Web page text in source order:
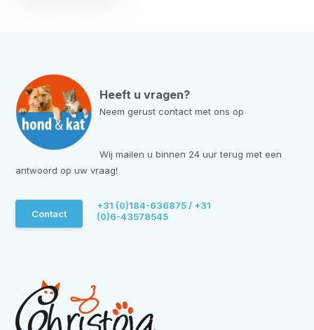
Heeft u vragen?
Neem gerust contact met ons op
Wij mailen u binnen 24 uur terug met een
antwoord op uw vraag!
Contact
+31 (0)184-636875 / +31
(0)6-43578545